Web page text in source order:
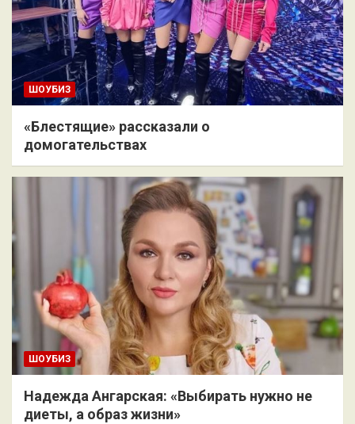
ШОУБИЗ
«Блестящие» рассказали о
домогательствах
ШОУБИЗ
Надежда Ангарская: «Выбирать нужно не
диеты, а образ жизни»